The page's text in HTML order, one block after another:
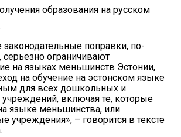
образования на русском
законодательные поправки, по-
ограничивают
на языках меньшинств Эстонии,
на обучение на эстонском языке
для всех дошкольных и
включая те, которые
языке меньшинства, или
учреждения», – говорится в тексте